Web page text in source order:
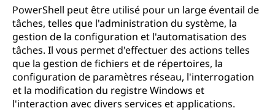
PowerShell peut être utilisé pour un large éventail de
tâches, telles que l'administration du système, la
gestion de la configuration et l'automatisation des
tâches. Il vous permet d'effectuer des actions telles
que la gestion de fichiers et de répertoires, la
configuration de paramètres réseau, l'interrogation
et la modification du registre Windows et
l'interaction avec divers services et applications.